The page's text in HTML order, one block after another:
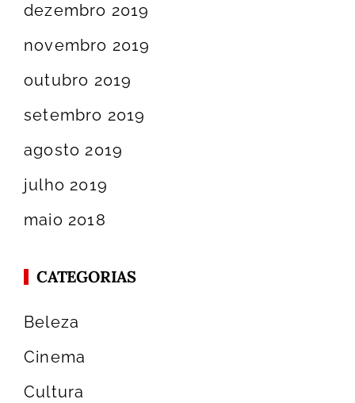
dezembro 2019
novembro 2019
outubro 2019
setembro 2019
agosto 2019
julho 2019
maio 2018
CATEGORIAS
Beleza
Cinema
Cultura